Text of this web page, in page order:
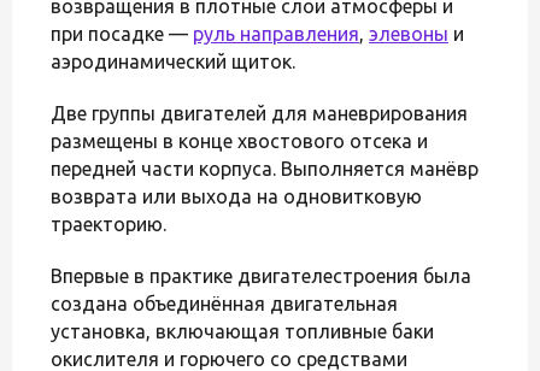
возвращения в плотные слои атмосферы и
при посадке — руль направления, элевоны и
аэродинамический щиток.
Две группы двигателей для маневрирования
размещены в конце хвостового отсека и
передней части корпуса. Выполняется манёвр
возврата или выхода на одновитковую
траекторию.
Впервые в практике двигателестроения была
создана объединённая двигательная
установка, включающая топливные баки
окислителя и горючего со средствами